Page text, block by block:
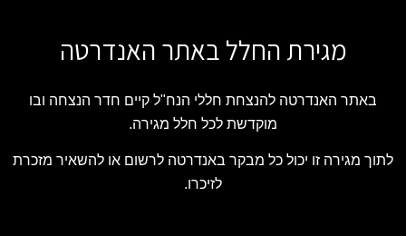
מגירת החלל באתר האנדרטה
באתר האנדרטה להנצחת חללי הנח"ל קיים חדר הנצחה ובו
מוקדשת לכל חלל מגירה.
לתוך מגירה זו יכול כל מבקר באנדרטה לרשום או להשאיר מזכרת
לזיכרו.